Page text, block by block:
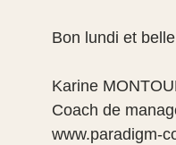
Bon lundi et
Karine
Coach de
www.paradigm-